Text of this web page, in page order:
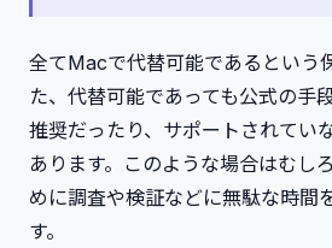
全てMacで代替可能であるという
た、代替可能であっても公式の手
推奨だったり、サポートされてい
あります。このような場合はむし
めに調査や検証などに無駄な時間
す。